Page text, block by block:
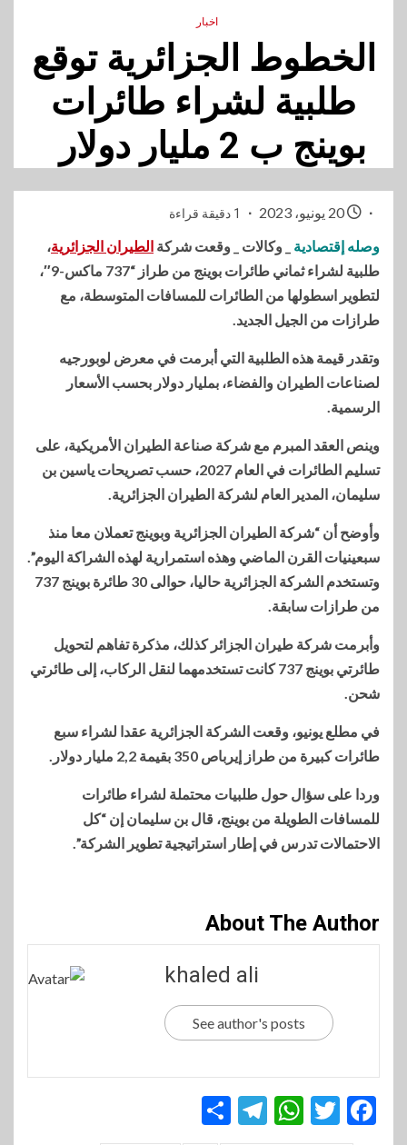
اخبار
الخطوط الجزائرية توقع
طلبية لشراء طائرات
بوينج ب 2 مليار دولار
1 دقيقة قراءة
وصله إقتصادية _ وكالات _ وقعت شركة الطيران الجزائرية،
طلبية لشراء ثماني طائرات بوينج من طراز “737 ماكس-9″،
لتطوير اسطولها من الطائرات للمسافات المتوسطة، مع
طرازات من الجيل الجديد.
وتقدر قيمة هذه الطلبية التي أبرمت في معرض لوبورجيه
لصناعات الطيران والفضاء، بمليار دولار بحسب الأسعار
الرسمية.
وينص العقد المبرم مع شركة صناعة الطيران الأمريكية، على
تسليم الطائرات في العام 2027، حسب تصريحات ياسين بن
سليمان، المدير العام لشركة الطيران الجزائرية.
وأوضح أن “شركة الطيران الجزائرية وبوينج تعملان معا منذ
سبعينيات القرن الماضي وهذه استمرارية لهذه الشراكة اليوم”.
وتستخدم الشركة الجزائرية حاليا، حوالى 30 طائرة بوينج 737
من طرازات سابقة.
وأبرمت شركة طيران الجزائر كذلك، مذكرة تفاهم لتحويل
طائرتي بوينج 737 كانت تستخدمهما لنقل الركاب، إلى طائرتي
شحن.
في مطلع يونيو، وقعت الشركة الجزائرية عقدا لشراء سبع
طائرات كبيرة من طراز إيرباص 350 بقيمة 2,2 مليار دولار.
وردا على سؤال حول طلبيات محتملة لشراء طائرات
للمسافات الطويلة من بوينج، قال بن سليمان إن “كل
الاحتمالات تدرس في إطار استراتيجية تطوير الشركة”.
About The Author
khaled ali
See author's posts
Facebook
Twitter
WhatsApp
Telegram